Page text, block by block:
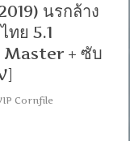
นรกล้าง
ทย 5.1
Master + ซับ
Cornfile